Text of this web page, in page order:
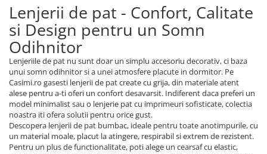
Lenjerii De Pat, Imprimeu 3D, 1
Persoana
Lenjerii de pat - Confort, Calitate
si Design pentru un Somn
Odihnitor
Lenjeriile de pat nu sunt doar un simplu accesoriu decorativ, ci baza
unui somn odihnitor si a unei atmosfere placute in dormitor. Pe
Casimi.ro gasesti lenjerii de pat create cu grija, din materiale atent
alese pentru a-ti oferi un confort desavarsit. Indiferent daca preferi un
model minimalist sau o lenjerie pat cu imprimeuri sofisticate, colectia
noastra iti ofera solutii pentru orice gust.
Descopera lenjerii de pat bumbac, ideale pentru toate anotimpurile, cu
un material moale, placut la atingere, respirabil si extrem de rezistent.
Pentru un plus de functionalitate, poti alege un cearsaf cu elastic,